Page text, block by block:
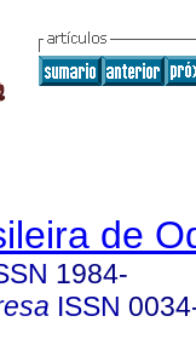
de
1984-
ISSN